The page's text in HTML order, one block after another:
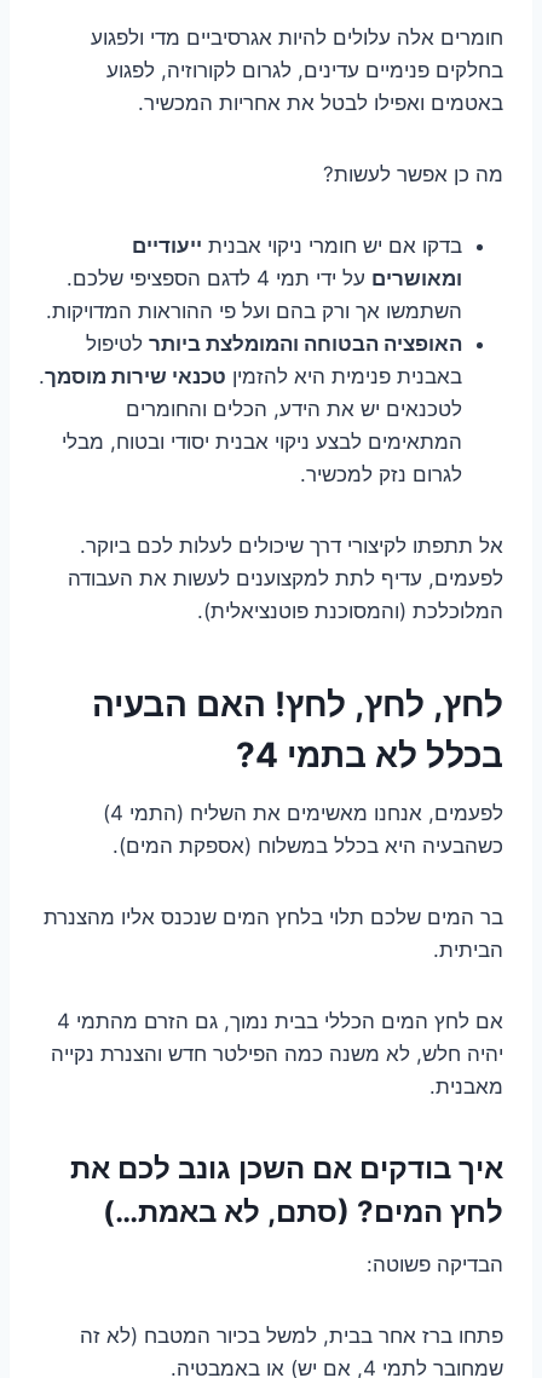
חומרים אלה עלולים להיות אגרסיביים מדי ולפגוע
בחלקים פנימיים עדינים, לגרום לקורוזיה, לפגוע
באטמים ואפילו לבטל את אחריות המכשיר.
מה כן אפשר לעשות?
בדקו אם יש חומרי ניקוי אבנית ייעודיים
ומאושרים
על ידי תמי 4 לדגם הספציפי שלכם.
השתמשו אך ורק בהם ועל פי ההוראות המדויקות.
האופציה הבטוחה והמומלצת ביותר לטיפול
באבנית פנימית היא להזמין טכנאי שירות מוסמך.
לטכנאים יש את הידע, הכלים והחומרים
המתאימים לבצע ניקוי אבנית יסודי ובטוח, מבלי
לגרום נזק למכשיר.
אל תתפתו לקיצורי דרך שיכולים לעלות לכם ביוקר.
לפעמים, עדיף לתת למקצוענים לעשות את העבודה
המלוכלכת (והמסוכנת פוטנציאלית).
לחץ, לחץ, לחץ! האם הבעיה
בכלל לא בתמי 4?
לפעמים, אנחנו מאשימים את השליח (התמי 4)
כשהבעיה היא בכלל במשלוח (אספקת המים).
בר המים שלכם תלוי בלחץ המים שנכנס אליו מהצנרת
הביתית.
אם לחץ המים הכללי בבית נמוך, גם הזרם מהתמי 4
יהיה חלש, לא משנה כמה הפילטר חדש והצנרת נקייה
מאבנית.
איך בודקים אם השכן גונב לכם את
לחץ המים? (סתם, לא באמת…)
הבדיקה פשוטה:
פתחו ברז אחר בבית, למשל בכיור המטבח (לא זה
שמחובר לתמי 4, אם יש) או באמבטיה.